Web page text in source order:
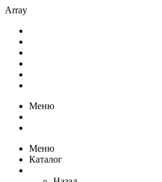
Array
Меню
Меню
Каталог